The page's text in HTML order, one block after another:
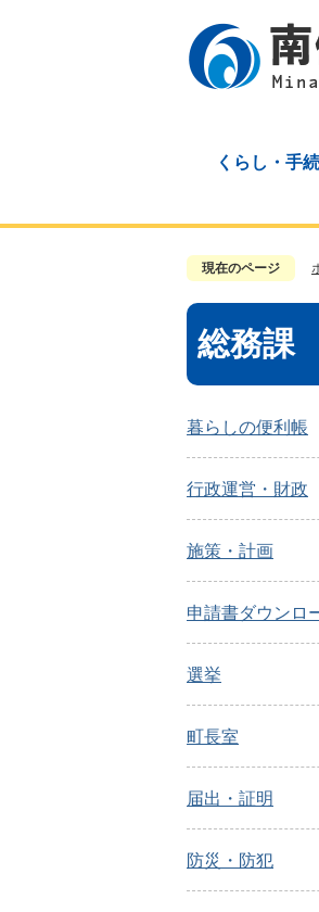
くらし・手
現在のページ
総務課
暮らしの便利帳
行政運営・財政
施策・計画
申請書ダウンロ
選挙
町長室
届出・証明
防災・防犯